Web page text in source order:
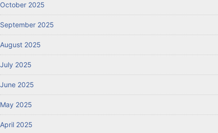
October 2025
September 2025
August 2025
July 2025
June 2025
May 2025
April 2025